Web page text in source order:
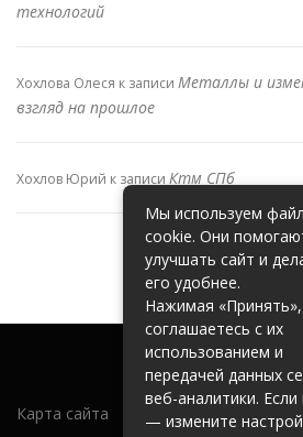
технологий
Хохлова Олеся к записи Металлы и
взгляд на прошлое
Хохлов Юрий к записи Ктм СПб
Карта сайта
Мы используем
cookie. Они
улучшать сайт и
его удобнее.
Нажимая
соглашаетесь с их
использованием и
передачей данных
веб-аналитики. Если
— измените